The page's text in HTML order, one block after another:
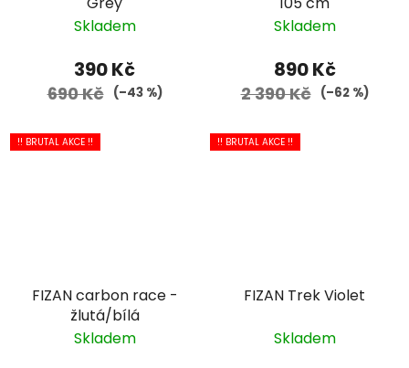
Skladem
390 Kč
690 Kč (–43 %)
Skladem
890 Kč
2 390 Kč (–62 %)
!! BRUTAL AKCE !!
FIZAN carbon race -
žlutá/bílá
Skladem
!! BRUTAL AKCE !!
FIZAN Trek Violet
Skladem